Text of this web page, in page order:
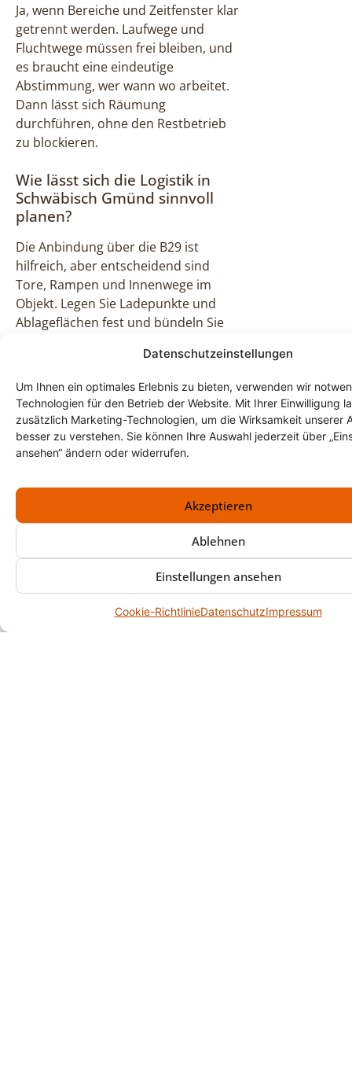
Datenschutzeinstellungen
Um Ihnen ein optimales Erlebnis zu bieten, verwenden wir
Technologien für den Betrieb der Website. Mit Ihrer Einwilligung
zusätzlich Marketing-Technologien, um die Wirksamkeit unserer
besser zu verstehen. Sie können Ihre Auswahl jederzeit über
ansehen“ ändern oder widerrufen.
Akzeptieren
Ablehnen
Einstellungen ansehen
Cookie-RichtlinieDatenschutzImpressum
Ja, wenn Bereiche und Zeitfenster klar
getrennt werden. Laufwege und
Fluchtwege müssen frei bleiben, und
es braucht eine eindeutige
Abstimmung, wer wann wo arbeitet.
Dann lässt sich Räumung
durchführen, ohne den Restbetrieb
zu blockieren.
Wie lässt sich die Logistik in
Schwäbisch Gmünd sinnvoll
planen?
Die Anbindung über die B29 ist
hilfreich, aber entscheidend sind
Tore, Rampen und Innenwege im
Objekt. Legen Sie Ladepunkte und
Ablageflächen fest und bündeln Sie
Kleinteile zu fahren. Das spart Zeit
und hält das Objekt übersichtlich.
Woran erkenne ich, dass die
Fläche wirklich übergabefertig
ist?
Wenn alle Funktionsinseln
abgeschlossen sind, Nebenräume
und Außenflächen leer sind und keine
Resthaufen in Nischen stehen. Prüfen
Sie auch Technikräume, Spinde und
Lager unter Treppen. Ein
Abschlussrundgang mit Liste
verhindert, dass kleine Ecken